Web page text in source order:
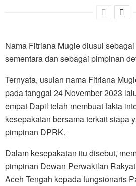
Nama Fitriana Mugie diusul
sementara dan sebagai pimpinan
Ternyata, usulan nama Fitriana
pada tanggal 24 November 2023
empat Dapil telah membuat fakta
kesepakatan bersama terkait siapa
pimpinan DPRK.
Dalam kesepakatan itu disebut,
pimpinan Dewan Perwakilan
Aceh Tengah kepada fungsionaris